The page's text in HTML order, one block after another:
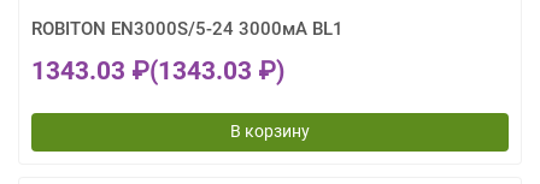
ROBITON EN3000S/5-24 3000мА BL1
1343.03 ₽(1343.03 ₽)
В корзину